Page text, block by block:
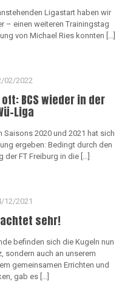
Ligastart haben wir
– einen weiteren Trainingstag
von Michael Ries konnten […]
02/2022
BCS wieder in der
Liga
2020 und 2021 hat sich
ergeben: Bedingt durch den
der FT Freiburg in die […]
12/2021
sehr!
befinden sich die Kugeln nun
sondern auch an unserem
gemeinsamen Errichten und
gab es […]